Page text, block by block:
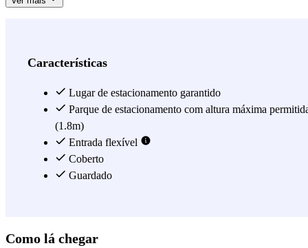
Características
Lugar de estacionamento garantido
Parque de estacionamento com altura máxima
(1.8m)
Entrada flexível
Coberto
Guardado
Como lá chegar